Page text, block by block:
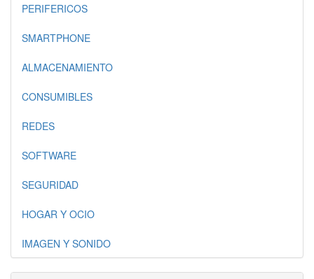
PERIFERICOS
SMARTPHONE
ALMACENAMIENTO
CONSUMIBLES
REDES
SOFTWARE
SEGURIDAD
HOGAR Y OCIO
IMAGEN Y SONIDO